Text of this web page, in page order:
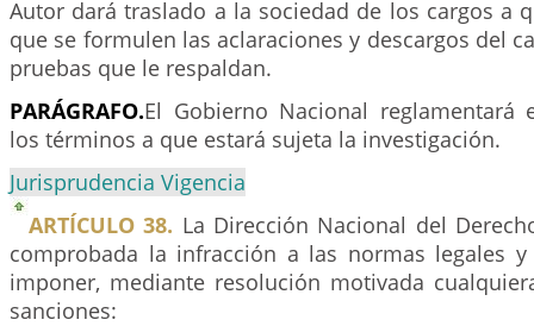
Autor dará traslado a la sociedad de los cargos a
que se formulen las aclaraciones y descargos del
pruebas que le respaldan.
PARÁGRAFO.El Gobierno Nacional reglamentará
los términos a que estará sujeta la investigación.
Jurisprudencia Vigencia
ARTÍCULO 38. La Dirección Nacional del
comprobada la infracción a las normas legales
imponer, mediante resolución motivada
sanciones: